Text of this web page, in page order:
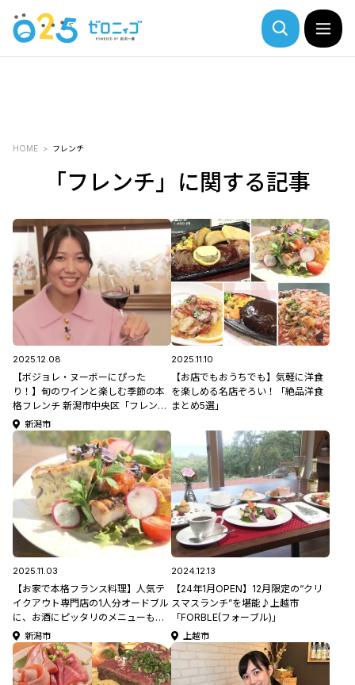
HOME フレンチ
「フレンチ」に関する記事
2025.12.08
【ボジョレ・ヌーボーにぴった
り！】旬のワインと楽しむ季節の本
格フレンチ 新潟市中央区「フレンチ
レストラン キャトル・ヴァン」
新潟市
2025.11.10
【お店でもおうちでも】気軽に洋食
を楽しめる名店ぞろい！「絶品洋食
まとめ5選」
2025.11.03
【お家で本格フランス料理】人気テ
イクアウト専門店の1人分オードブル
に、お酒にピッタリのメニューも♪
新潟市西区「フレンチライス」
新潟市
2024.12.13
【24年1月OPEN】12月限定の“クリ
スマスランチ”を堪能♪上越市
「FORBLE(フォーブル)」
上越市